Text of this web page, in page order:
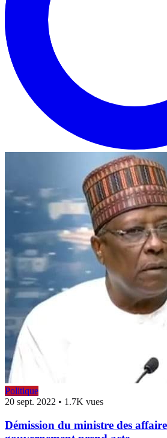
Politique
20 sept. 2022 • 1.7K vues
Démission du ministre des